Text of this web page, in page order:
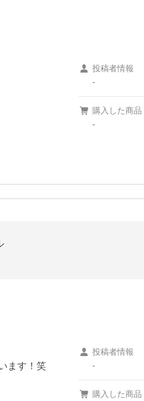
投稿者情報
-
購入した商品
-
ます！笑
投稿者情報
-
購入した商品